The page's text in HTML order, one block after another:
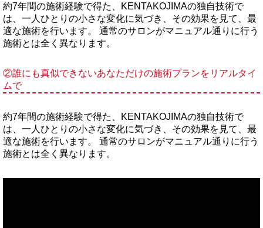
約7年間の施術経験で得た、KENTAKOJIMAの独自技術で
は、一人ひとりの小さな変化に気づき、その効果を見て、最
適な施術を行います。 通常のサロンがマニュアル通りに行う
施術とは全く異なります。
②誰にも真似できないあなただけの施術プランをリアルタイ
ムで
約7年間の施術経験で得た、KENTAKOJIMAの独自技術で
は、一人ひとりの小さな変化に気づき、その効果を見て、最
適な施術を行います。 通常のサロンがマニュアル通りに行う
施術とは全く異なります。